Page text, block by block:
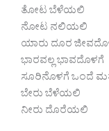
ತೋಟ ಬೆಳೆಯಲಿ
ನೋಟ ನಲಿಯಲಿ
ಯಾರು ದೂರ
ಭಾರವಲ್ಲ ಭಾವದೊಳಗೆ
ಸೂರಿನೊಳಗೆ ಒಂದೆ
ಬೇರು ಬೆಳೆಯಲಿ
ನೀರು ದೊರೆಯಲಿ